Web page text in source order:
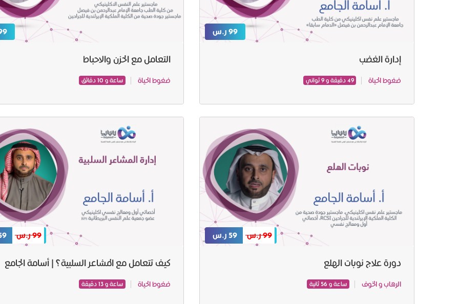
99 ر.س
إدارة الغضب
ضغوط الحياة 49 دقيقة و 9 ثواني
99
التعامل مع الحزن والاحباط
ضغوط الحياة ساعة و 10 دقائق
99 ر.س 59 ر.س
دورة علاج نوبات الهلع
الرهاب و الخوف ساعة و 56 ثانية
99 ر.س 59
كيف تتعامل مع المشاعر السلبية؟ | أسامة الجامع
ضغوط الحياة ساعة و 13 دقيقة